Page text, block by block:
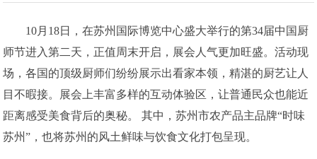
10月18日，在苏州国际博览中心盛大举行的第34届中国厨
师节进入第二天，正值周末开启，展会人气更加旺盛。活动现
场，各国的顶级厨师们纷纷展示出看家本领，精湛的厨艺让人
目不暇接。展会上丰富多样的互动体验区，让普通民众也能近
距离感受美食背后的奥秘。 其中，苏州市农产品主品牌“时味
苏州”，也将苏州的风土鲜味与饮食文化打包呈现。